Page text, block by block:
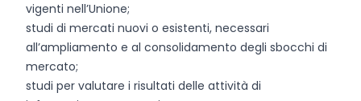
vigenti nell’Unione;
studi di mercati nuovi o esistenti, necessari
all’ampliamento e al consolidamento degli sbocchi di
mercato;
studi per valutare i risultati delle attività di